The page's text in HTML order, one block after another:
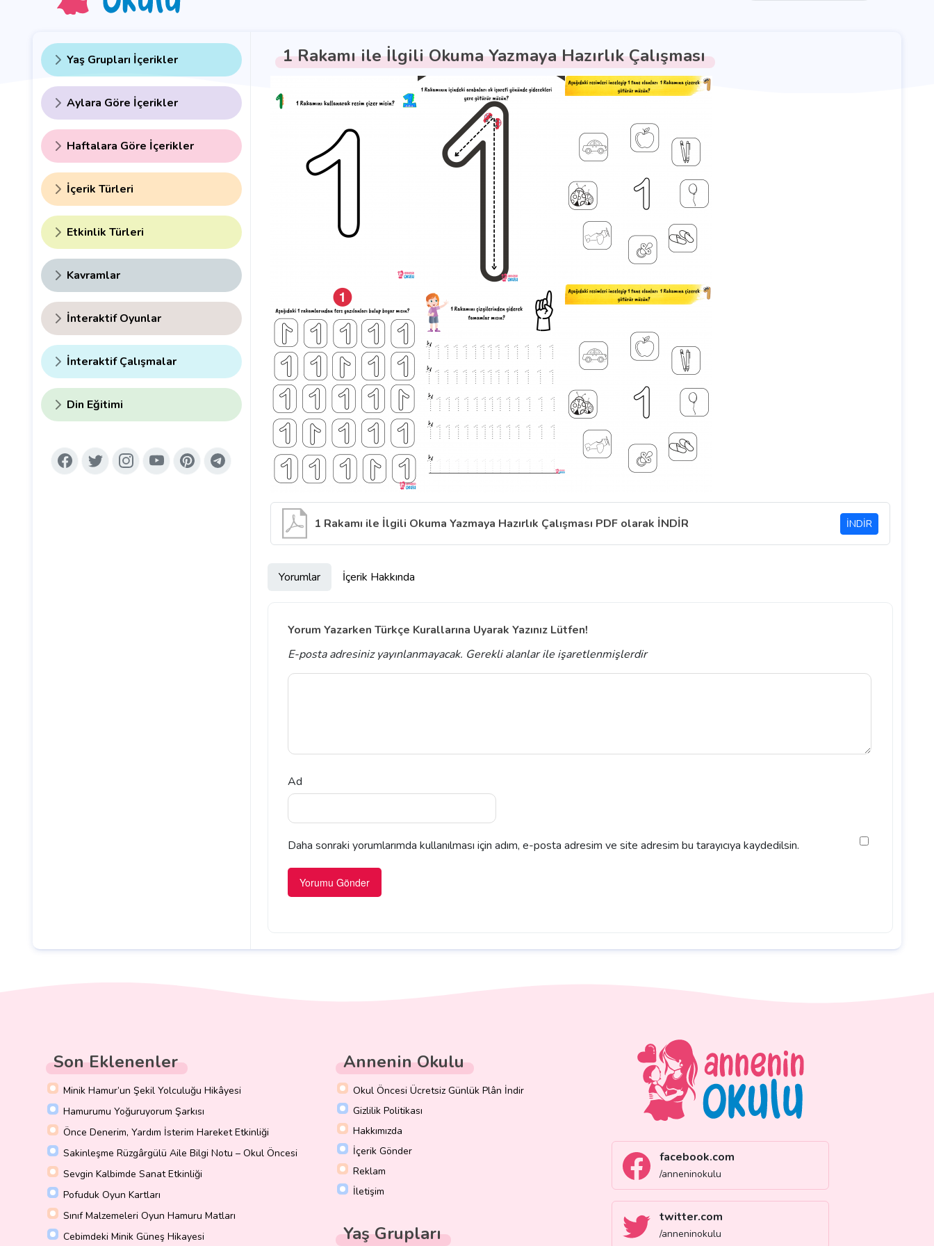
Yaş Grupları İçerikler
Aylara Göre İçerikler
Haftalara Göre İçerikler
İçerik Türleri
Etkinlik Türleri
Kavramlar
İnteraktif Oyunlar
İnteraktif Çalışmalar
Din Eğitimi
1 Rakamı ile İlgili Okuma Yazmaya Hazırlık Çalışması
1 Rakamı ile İlgili Okuma Yazmaya Hazırlık Çalışması PDF olarak İNDİR İNDİR
Yorumlar İçerik Hakkında
Yorum Yazarken Türkçe Kurallarına Uyarak Yazınız Lütfen!
E-posta adresiniz yayınlanmayacak. Gerekli alanlarile işaretlenmişlerdir
Ad
Daha sonraki yorumlarımda kullanılması için adım, e-posta adresim ve site adresim bu tarayıcıya kaydedilsin.
Son Eklenenler
Minik Hamur’un Şekil Yolculuğu Hikâyesi
Hamurumu Yoğuruyorum Şarkısı
Önce Denerim, Yardım İsterim Hareket Etkinliği
Sakinleşme Rüzgârgülü Aile Bilgi Notu – Okul Öncesi
Sevgin Kalbimde Sanat Etkinliği
Pofuduk Oyun Kartları
Sınıf Malzemeleri Oyun Hamuru Matları
Cebimdeki Minik Güneş Hikayesi
Annenin Okulu
Okul Öncesi Ücretsiz Günlük Plân İndir
Gizlilik Politikası
Hakkımızda
İçerik Gönder
Reklam
İletişim
Yaş Grupları
facebook.com
/anneninokulu
twitter.com
/anneninokulu